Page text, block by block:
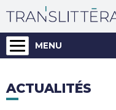
MENU
ACTUALITÉS